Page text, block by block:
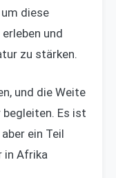
diese
und
zu stärken.
und die Weite
Es ist
ein Teil
in Afrika